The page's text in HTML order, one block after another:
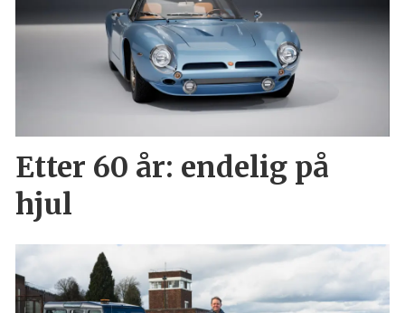
Etter 60 år: endelig på
hjul